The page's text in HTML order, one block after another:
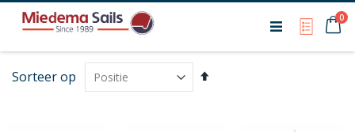
My0
Sorteer op
Van